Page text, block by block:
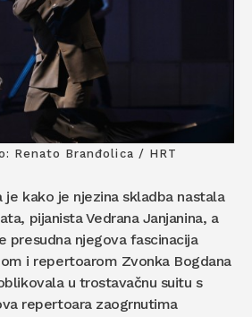
Renato Branđolica / HRT
je kako je njezina skladba nastala
pijanista Vedrana Janjanina, a
presudna njegova fascinacija
i repertoarom Zvonka Bogdana
u trostavačnu suitu s
repertoara zaogrnutima